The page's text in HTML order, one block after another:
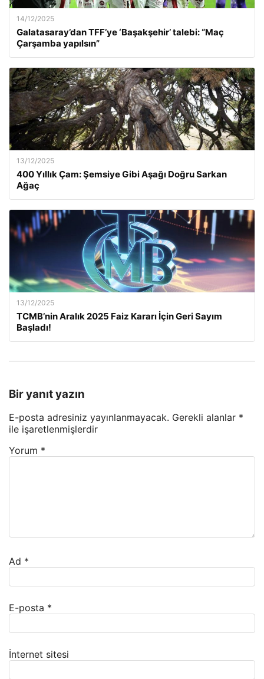
14/12/2025
Galatasaray’dan TFF’ye ‘Başakşehir’ talebi: “Maç
Çarşamba yapılsın”
13/12/2025
400 Yıllık Çam: Şemsiye Gibi Aşağı Doğru Sarkan
Ağaç
13/12/2025
TCMB’nin Aralık 2025 Faiz Kararı İçin Geri Sayım
Başladı!
Bir yanıt yazın
E-posta adresiniz yayınlanmayacak. Gerekli alanlar *
ile işaretlenmişlerdir
Yorum *
Ad *
E-posta *
İnternet sitesi